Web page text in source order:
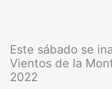
Este sábado se
Vientos de la
2022